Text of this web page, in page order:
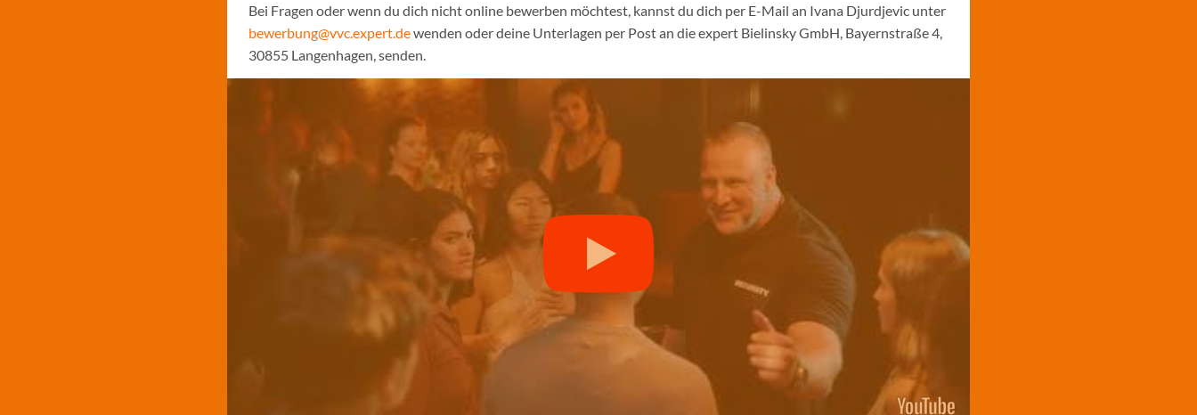
Bei Fragen oder wenn du dich nicht online bewerben möchtest, kannst du dich per E-Mail an Ivana Djurdjevic unter
bewerbung@vvc.expert.dewenden oder deine Unterlagen per Post an die expert Bielinsky GmbH, Bayernstraße 4,
30855 Langenhagen, senden.